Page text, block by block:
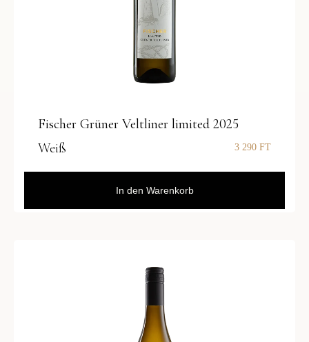
Fischer Grüner Veltliner limited 2025
Weiß
3 290 FT
In den Warenkorb